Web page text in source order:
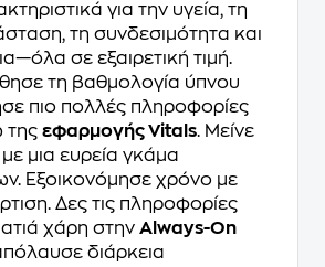
για την υγεία, τη
τη συνδεσιμότητα και
σε εξαιρετική τιμή.
τη βαθμολογία ύπνου
πιο πολλές πληροφορίες
της εφαρμογής Vitals. Μείνε
μια ευρεία γκάμα
Εξοικονόμησε χρόνο με
Δες τις πληροφορίες
χάρη στην Always-On
διάρκεια